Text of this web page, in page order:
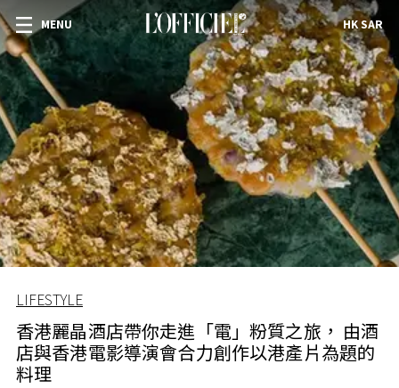
MENU HK SAR
LIFESTYLE
香港麗晶酒店帶你走進「電」粉質之旅， 由酒
店與香港電影導演會合力創作以港產片為題的
料理